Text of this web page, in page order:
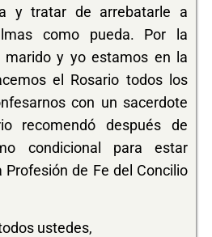
y tratar de arrebatarle a
como pueda. Por la
marido y yo estamos en la
el Rosario todos los
con un sacerdote
recomendó después de
condicional para estar
de Fe del Concilio
ustedes,